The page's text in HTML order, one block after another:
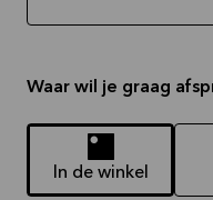
Waar wil je graag
In de winkel